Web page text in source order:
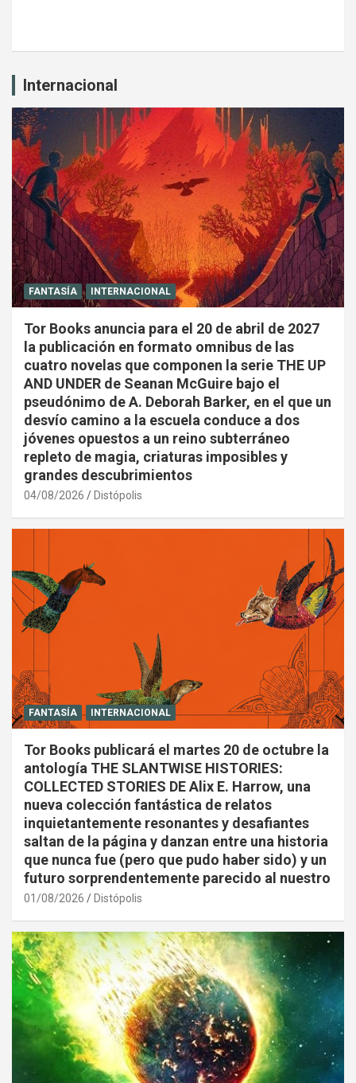
Internacional
FANTASÍA INTERNACIONAL
Tor Books anuncia para el 20 de abril de 2027
la publicación en formato omnibus de las
cuatro novelas que componen la serie THE UP
AND UNDER de Seanan McGuire bajo el
pseudónimo de A. Deborah Barker, en el que un
desvío camino a la escuela conduce a dos
jóvenes opuestos a un reino subterráneo
repleto de magia, criaturas imposibles y
grandes descubrimientos
04/08/2026 Distópolis
FANTASÍA INTERNACIONAL
Tor Books publicará el martes 20 de octubre la
antología THE SLANTWISE HISTORIES:
COLLECTED STORIES DE Alix E. Harrow, una
nueva colección fantástica de relatos
inquietantemente resonantes y desafiantes
saltan de la página y danzan entre una historia
que nunca fue (pero que pudo haber sido) y un
futuro sorprendentemente parecido al nuestro
01/08/2026 Distópolis